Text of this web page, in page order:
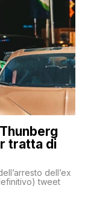
tratta di
dell’ex
tweet